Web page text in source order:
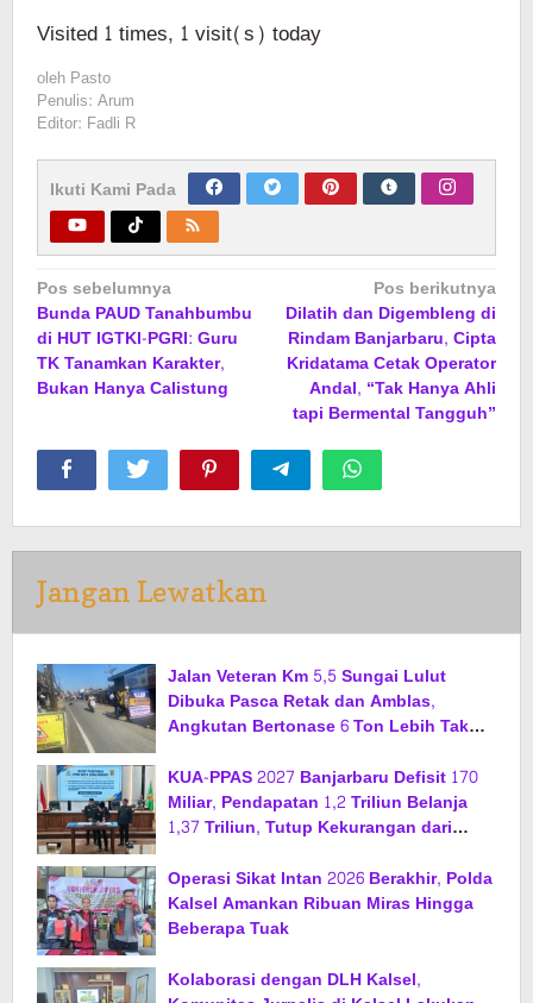
Visited 1 times, 1 visit(s) today
oleh Pasto
Penulis: Arum
Editor: Fadli R
Ikuti Kami Pada
Navigasi
pos
Pos sebelumnya
Bunda PAUD Tanahbumbu
di HUT IGTKI-PGRI: Guru
TK Tanamkan Karakter,
Bukan Hanya Calistung
Pos berikutnya
Dilatih dan Digembleng di
Rindam Banjarbaru, Cipta
Kridatama Cetak Operator
Andal, “Tak Hanya Ahli
tapi Bermental Tangguh”
Jangan Lewatkan
Jalan Veteran Km 5,5 Sungai Lulut
Dibuka Pasca Retak dan Amblas,
Angkutan Bertonase 6 Ton Lebih Tak
KUA-PPAS 2027 Banjarbaru Defisit 170
Miliar, Pendapatan 1,2 Triliun Belanja
1,37 Triliun, Tutup Kekurangan dari
Operasi Sikat Intan 2026 Berakhir, Polda
Kalsel Amankan Ribuan Miras Hingga
Beberapa Tuak
Kolaborasi dengan DLH Kalsel,